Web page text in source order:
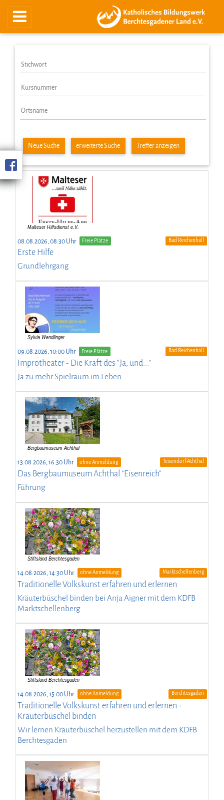
Treffer anzeigen
Neue Suche erweiterte Suche
08.08.2026, 08:30 Uhr Freie Plätze Bad Reichenhall
Erste Hilfe
Grundlehrgang
09.08.2026, 10:00 Uhr Freie Plätze Bad Reichenhall
Improtheater - Die Kraft des "Ja, und..."
Ja zu mehr Spielraum im Leben
13.08.2026, 16:30 Uhr ohne Anmeldung Teisendorf-Achthal
Das Bergbaumuseum Achthal "Eisenreich"
Führung
14.08.2026, 14:30 Uhr ohne Anmeldung Marktschellenberg
Traditionelle Volkskunst erfahren und erlernen
Kräuterbüschel binden bei Anja Aigner mit dem KDFB
Marktschellenberg
14.08.2026, 15:00 Uhr ohne Anmeldung Berchtesgaden
Traditionelle Volkskunst erfahren und erlernen -
Kräuterbüschel binden
Wir lernen Kräuterbüschel herzustellen mit dem KDFB
Berchtesgaden